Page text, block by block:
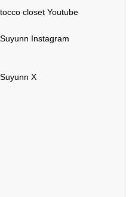
tocco closet Youtube
Suyunn Instagram
Suyunn X